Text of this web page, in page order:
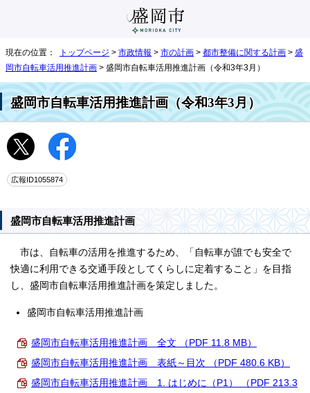
現在の位置： トップページ > 市政情報 > 市の計画 > 都市整備に関する計画 > 盛
岡市自転車活用推進計画 > 盛岡市自転車活用推進計画（令和3年3月）
盛岡市自転車活用推進計画（令和3年3月）
広報ID1055874
盛岡市自転車活用推進計画
市は、自転車の活用を推進するため、「自転車が誰でも安全で
快適に利用できる交通手段としてくらしに定着すること」を目指
し、盛岡市自転車活用推進計画を策定しました。
盛岡市自転車活用推進計画
盛岡市自転車活用推進計画 全文 （PDF 11.8 MB）
盛岡市自転車活用推進計画 表紙～目次 （PDF 480.6 KB）
盛岡市自転車活用推進計画 1. はじめに（P1） （PDF 213.3